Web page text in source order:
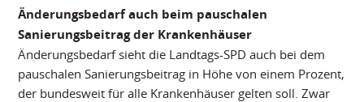
Änderungsbedarf auch beim pauschalen
Sanierungsbeitrag der Krankenhäuser
Änderungsbedarf sieht die Landtags-SPD auch bei dem
pauschalen Sanierungsbeitrag in Höhe von einem Prozent,
der bundesweit für alle Krankenhäuser gelten soll. Zwar